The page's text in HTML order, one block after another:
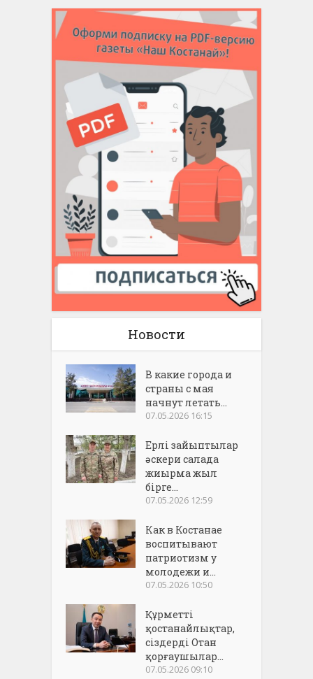
Новости
В какие города и
страны с мая
начнут летать...
07.05.2026 16:15
Ерлі зайыптылар
әскери салада
жиырма жыл
бірге...
07.05.2026 12:59
Как в Костанае
воспитывают
патриотизм у
молодежи и...
07.05.2026 10:50
Құрметті
қостанайлықтар,
сіздерді Отан
қорғаушылар...
07.05.2026 09:10